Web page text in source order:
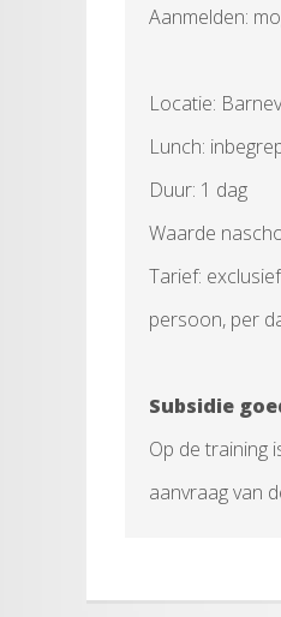
Aanmelden:
Locatie:
Lunch:
Duur: 1 dag
Waarde
Tarief:
persoon, per
Subsidie
Op de training
aanvraag van